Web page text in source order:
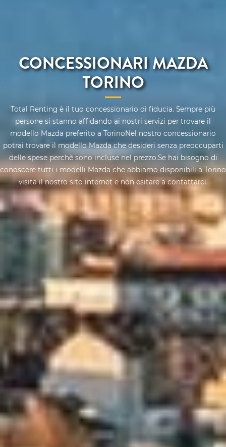
CONCESSIONARI MAZDA
TORINO
Total Renting è il tuo concessionario di fiducia. Sempre più
persone si stanno affidando ai nostri servizi per trovare il
modello Mazda preferito a TorinoNel nostro concessionario
potrai trovare il modello Mazda che desideri senza preoccuparti
delle spese perchè sono incluse nel prezzo.Se hai bisogno di
conoscere tutti i modelli Mazda che abbiamo disponibili a Torino
visita il nostro sito internet e non esitare a contattarci.